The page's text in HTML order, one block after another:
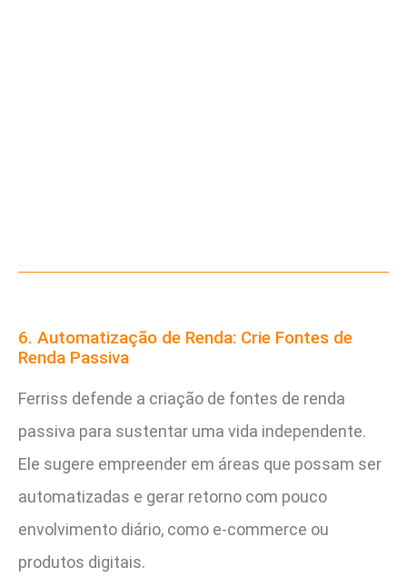
6. Automatização de Renda: Crie Fontes de
Renda Passiva
Ferriss defende a criação de fontes de renda
passiva para sustentar uma vida independente.
Ele sugere empreender em áreas que possam ser
automatizadas e gerar retorno com pouco
envolvimento diário, como e-commerce ou
produtos digitais.